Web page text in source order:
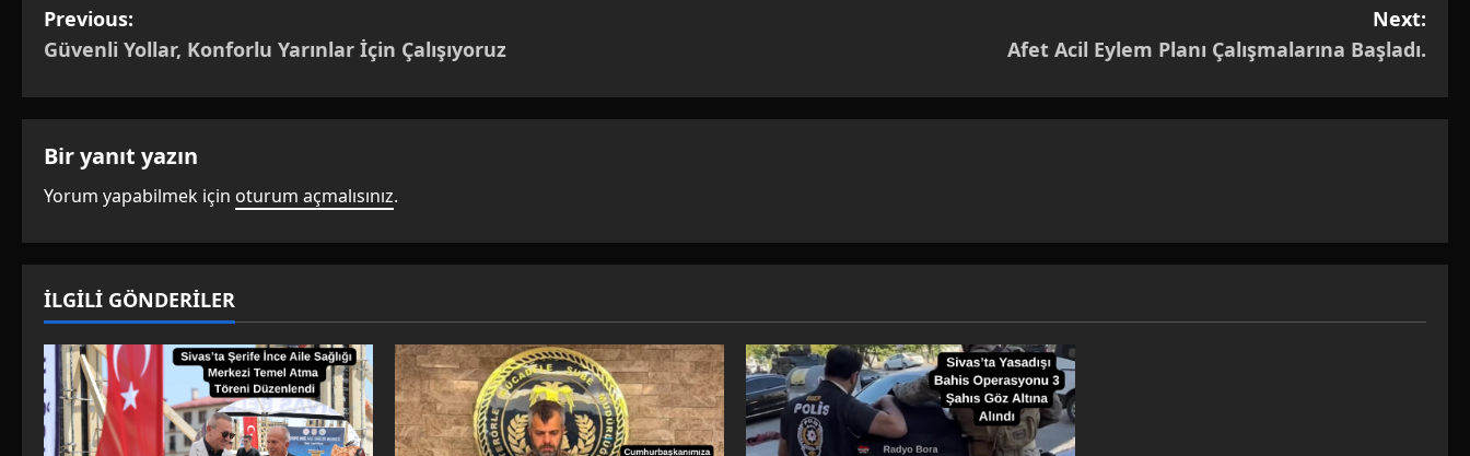
P
o
s
t
n
a
v
i
g
a
Previous:
Güvenli Yollar, Konforlu Yarınlar İçin Çalışıyoruz
Next:
Afet Acil Eylem Planı Çalışmalarına Başladı.
Bir yanıt yazın
Yorum yapabilmek için oturum açmalısınız.
İLGİLİ GÖNDERİLER